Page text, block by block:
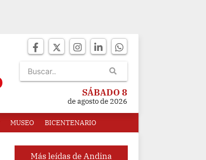
SÁBADO 8
de agosto de 2026
MUSEO BICENTENARIO
Más leídas de Andina